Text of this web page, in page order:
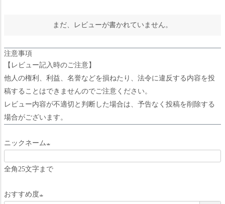
まだ、レビューが書かれていません。
注意事項
【レビュー記入時のご注意】
他人の権利、利益、名誉などを損ねたり、法令に違反する内容を投
稿することはできませんのでご注意ください。
レビュー内容が不適切と判断した場合は、予告なく投稿を削除する
場合がございます。
ニックネーム
(
必
)
全角25文字まで
おすすめ度